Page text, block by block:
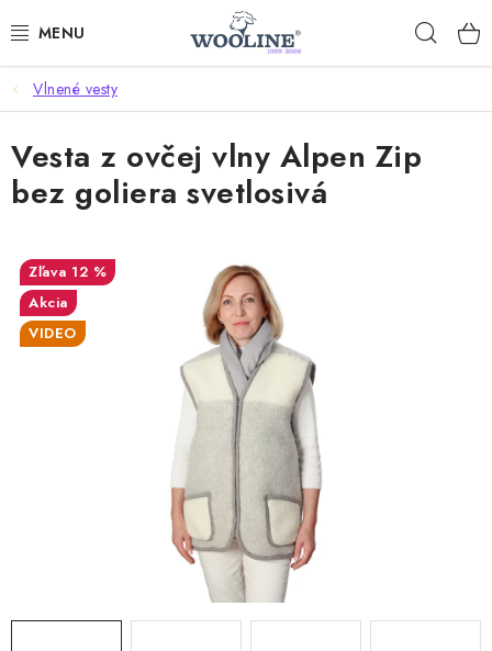
na
AKCIE
OBLEČENIE Z VLNY
OBUV
DOMOV A SPANIE
SAUNA A ZDRAVIE
Dodanie tovaru a ceny za doručenie
Hodnotenie obchodu
Odmeny pre našich zákazníkov
Vlnené vesty
Vesta z ovčej vlny Alpen Zip
bez goliera svetlosivá
12 %
Akcia
VIDEO